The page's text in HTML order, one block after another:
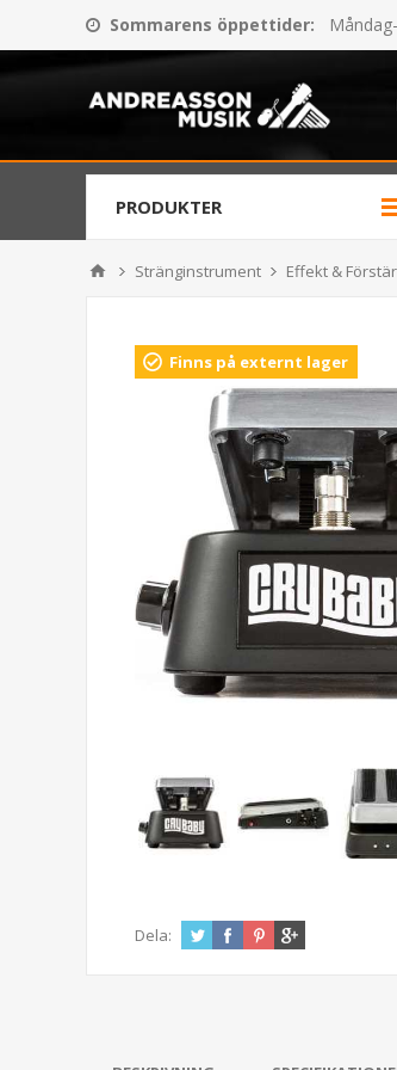
Sommarens öppettider:
PRODUKTER
Stränginstrument Effekt &
Finns på externt lager
Dela: